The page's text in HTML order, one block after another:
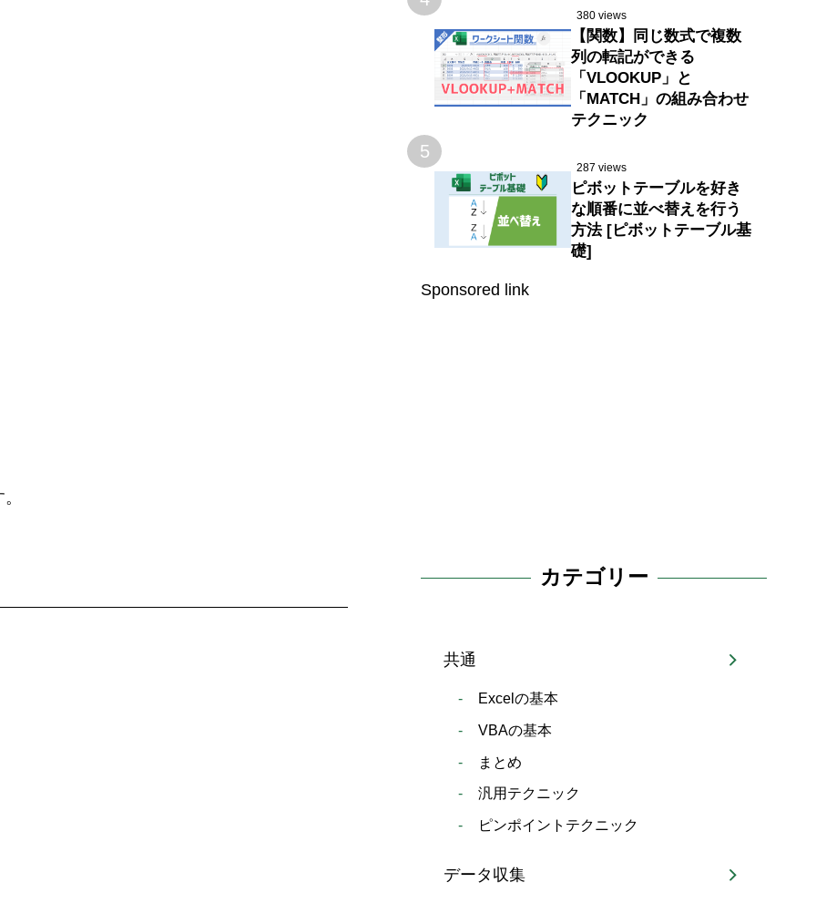
380 views
【関数】同じ数式で複数
列の転記ができる
「VLOOKUP」と
「MATCH」の組み合わせ
テクニック
5
287 views
ピボットテーブルを好き
な順番に並べ替えを行う
方法 [ピボットテーブル基
礎]
Sponsored link
カテゴリー
共通
Excelの基本
VBAの基本
まとめ
汎用テクニック
ピンポイントテクニック
データ収集